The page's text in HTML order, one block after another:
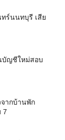
ทร์นนทบุรี เสีย
บัญชีใหม่สอบ
จากบ้านพัก
7